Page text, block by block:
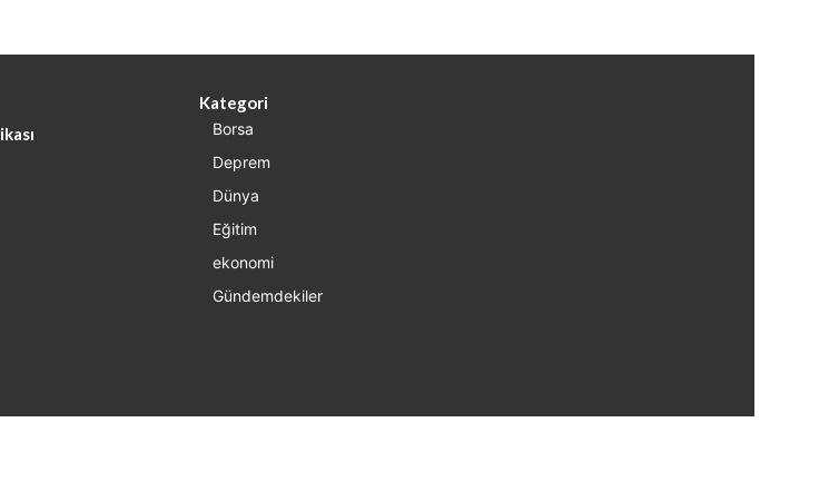
Kategori
Borsa
Deprem
Dünya
Eğitim
ekonomi
Gündemdekiler